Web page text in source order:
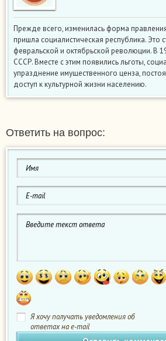
Прежде всего, изменилась форма
пришла социалистическая республика. Это
февральской и октябрьской революции. В
СССР. Вместе с этим появились льготы,
упразднение имущественного ценза,
доступ к культурной жизни населению.
Ответить на вопрос:
Я хочу получать уведомления об
ответах на e-mail